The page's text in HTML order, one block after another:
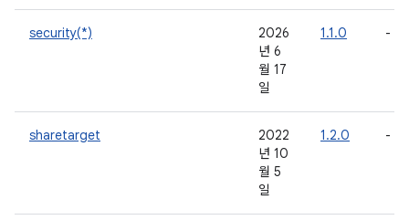
security(*)
2026
년 6
월 17
일
1.1.0 -
sharetarget
2022
년 10
월 5
일
1.2.0 -